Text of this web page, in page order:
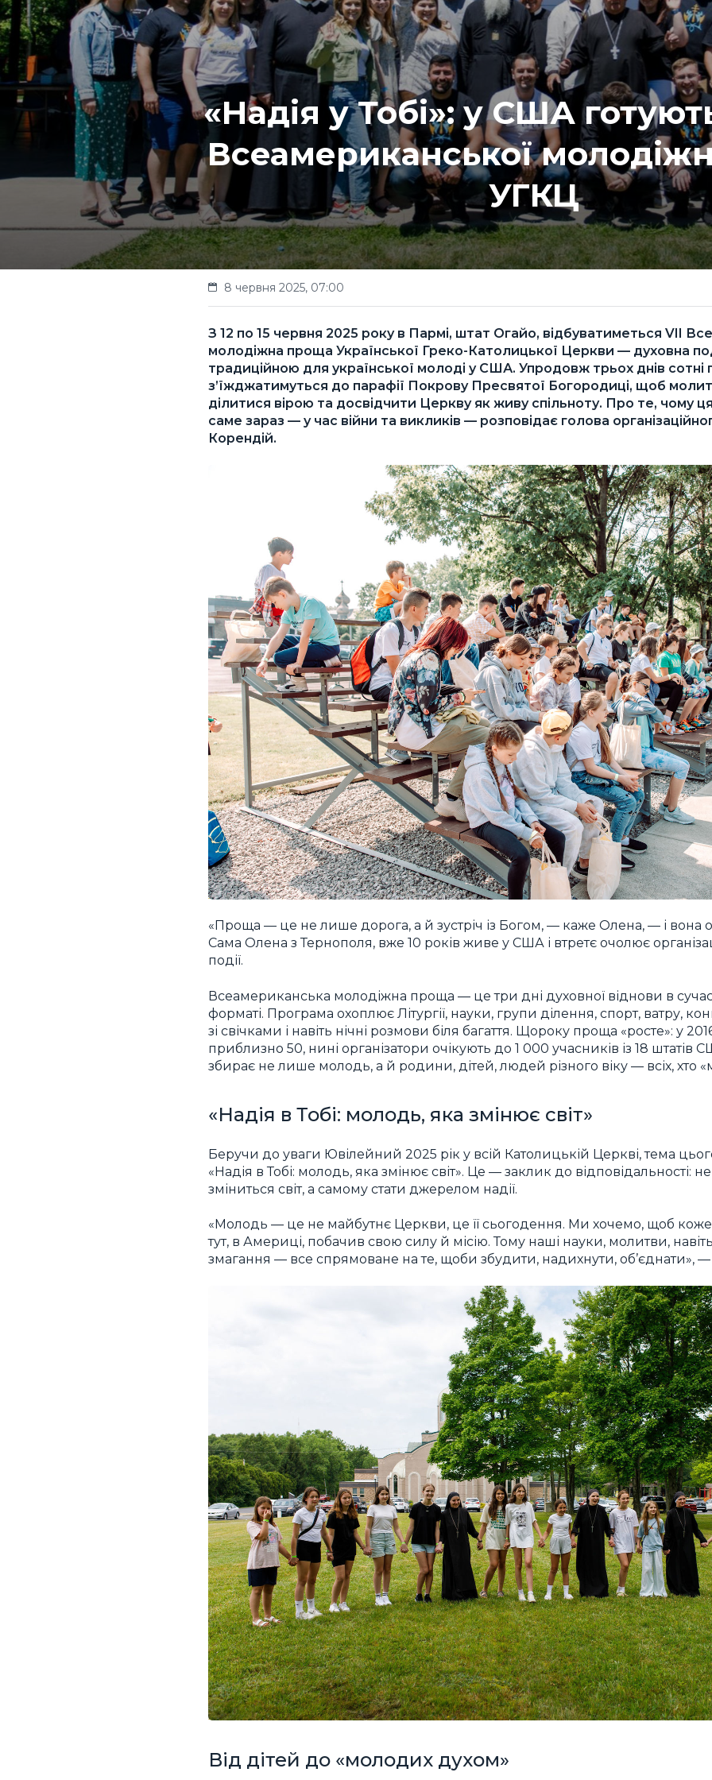
«Надія у Тобі»: у США
Всеамериканської
УГКЦ
8 червня 2025, 07:00
З 12 по 15 червня 2025 року в Пармі, штат Огайо, відбуватиметься VII
молодіжна проща Української Греко-Католицької Церкви — духовна
традиційною для української молоді у США. Упродовж трьох днів сотні
з’їжджатимуться до парафії Покрову Пресвятої Богородиці, щоб
ділитися вірою та досвідчити Церкву як живу спільноту. Про те, чому
саме зараз — у час війни та викликів — розповідає голова
Корендій.
«Проща — це не лише дорога, а й зустріч із Богом, — каже Олена, — і вона
Сама Олена з Тернополя, вже 10 років живе у США і втретє очолює
події.
Всеамериканська молодіжна проща — це три дні духовної віднови в
форматі. Програма охоплює Літургії, науки, групи ділення, спорт, ватру,
зі свічками і навіть нічні розмови біля багаття. Щороку проща «росте»: у
приблизно 50, нині організатори очікують до 1 000 учасників із 18
збирає не лише молодь, а й родини, дітей, людей різного віку — всіх, хто
«Надія в Тобі: молодь, яка змінює світ»
Беручи до уваги Ювілейний 2025 рік у всій Католицькій Церкві, тема
«Надія в Тобі: молодь, яка змінює світ». Це — заклик до відповідальності:
зміниться світ, а самому стати джерелом надії.
«Молодь — це не майбутнє Церкви, це її сьогодення. Ми хочемо, щоб
тут, в Америці, побачив свою силу й місію. Тому наші науки, молитви,
змагання — все спрямоване на те, щоби збудити, надихнути, об’єднати»,
Від дітей до «молодих духом»